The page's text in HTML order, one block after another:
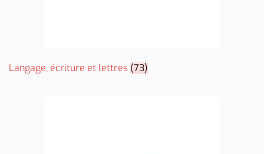
Langage, écriture et lettres (73)